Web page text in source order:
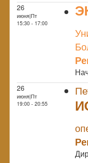
26
июня|Пт
15:30 - 17:00
26
июня|Пт
19:00 - 20:55